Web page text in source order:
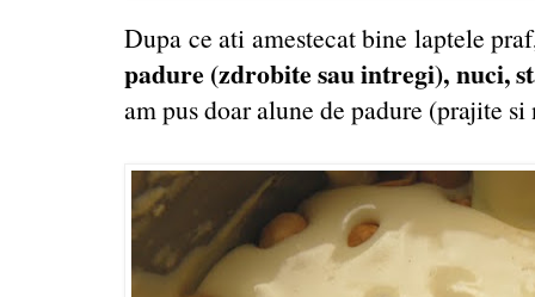
Dupa ce ati amestecat bine laptele
padure (zdrobite sau intregi), nuci,
am pus doar alune de padure (prajite